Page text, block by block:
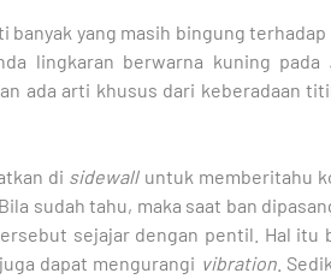
banyak yang masih bingung
lingkaran berwarna kuning pada
ada arti khusus dari keberadaan
di sidewalluntuk memberitahu
sudah tahu, maka saat ban
sejajar dengan pentil. Hal itu
dapat mengurangi vibration.